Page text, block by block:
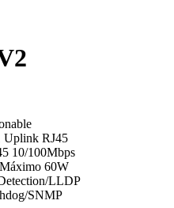
Uplink RJ45
10/100Mbps
60W
LLDP
SNMP